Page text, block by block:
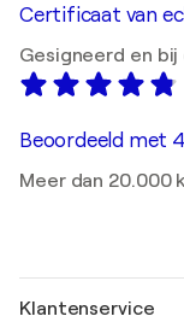
Certificaat van
Gesigneerd en
Beoordeeld met
Meer dan 20.000
Klantenservice